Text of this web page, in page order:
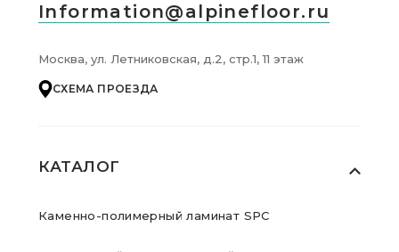
КАТАЛОГ
Каменно-полимерный ламинат SPC
Information@alpinefloor.ru
Москва, ул. Летниковская, д.2, стр.1, 11 этаж
СХЕМА ПРОЕЗДА